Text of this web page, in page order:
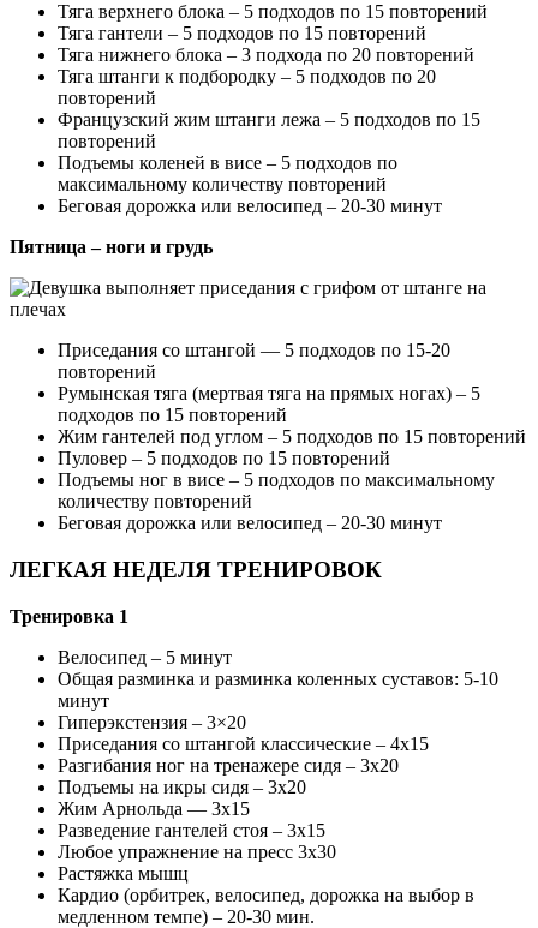
Тяга верхнего блока – 5 подходов по 15 повторений
Тяга гантели – 5 подходов по 15 повторений
Тяга нижнего блока – 3 подхода по 20 повторений
Тяга штанги к подбородку – 5 подходов по 20
повторений
Французский жим штанги лежа – 5 подходов по 15
повторений
Подъемы коленей в висе – 5 подходов по
максимальному количеству повторений
Беговая дорожка или велосипед – 20-30 минут
Пятница – ноги и грудь
Приседания со штангой — 5 подходов по 15-20
повторений
Румынская тяга (мертвая тяга на прямых ногах) – 5
подходов по 15 повторений
Жим гантелей под углом – 5 подходов по 15 повторений
Пуловер – 5 подходов по 15 повторений
Подъемы ног в висе – 5 подходов по максимальному
количеству повторений
Беговая дорожка или велосипед – 20-30 минут
ЛЕГКАЯ НЕДЕЛЯ ТРЕНИРОВОК
Тренировка 1
Велосипед – 5 минут
Общая разминка и разминка коленных суставов: 5-10
минут
Гиперэкстензия – 3×20
Приседания со штангой классические – 4х15
Разгибания ног на тренажере сидя – 3х20
Подъемы на икры сидя – 3х20
Жим Арнольда — 3х15
Разведение гантелей стоя – 3х15
Любое упражнение на пресс 3х30
Растяжка мышц
Кардио (орбитрек, велосипед, дорожка на выбор в
медленном темпе) – 20-30 мин.